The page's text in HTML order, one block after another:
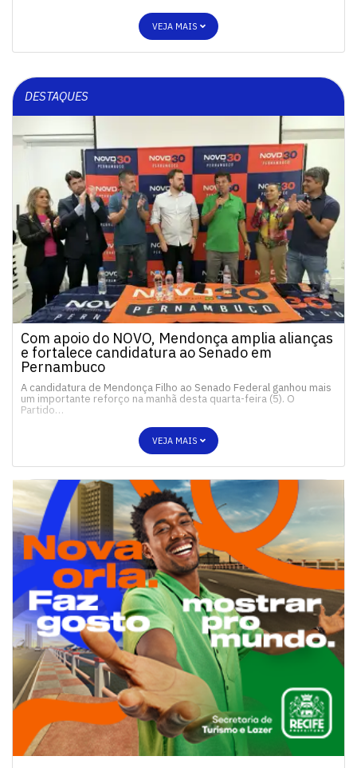
VEJA MAIS
DESTAQUES
Com apoio do NOVO, Mendonça amplia alianças
e fortalece candidatura ao Senado em
Pernambuco
A candidatura de Mendonça Filho ao Senado Federal ganhou mais
um importante reforço na manhã desta quarta-feira (5). O
Partido…
VEJA MAIS